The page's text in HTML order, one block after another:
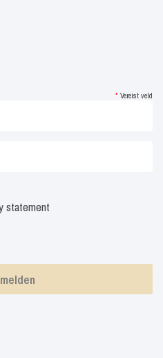
* Vereist veld
statement